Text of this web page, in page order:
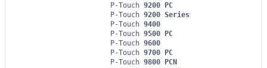
P-Touch 9200 PC
P-Touch 9200 Series
P-Touch 9400
P-Touch 9500 PC
P-Touch 9600
P-Touch 9700 PC
P-Touch 9800 PCN